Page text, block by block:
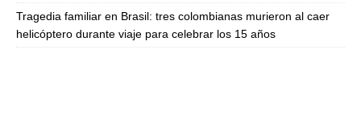
Tragedia familiar en Brasil: tres colombianas murieron al caer
helicóptero durante viaje para celebrar los 15 años